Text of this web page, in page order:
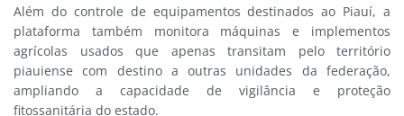
Além do controle de equipamentos destinados ao Piauí, a
plataforma também monitora máquinas e implementos
agrícolas usados que apenas transitam pelo território
piauiense com destino a outras unidades da federação,
ampliando a capacidade de vigilância e proteção
fitossanitária do estado.